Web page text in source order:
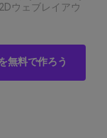
ウェブレイアウ
無料で作ろう